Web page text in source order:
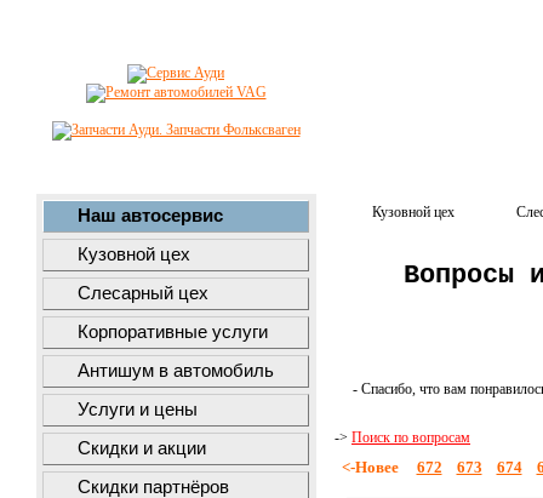
Наш автосервис
Кузовной цех
Слесарный цех
Корпоративные услуги
Антишум в автомобиль
Услуги и цены
Скидки и акции
Скидки партнёров
Кузовной цех
Вопросы
- Спасибо, что вам
-> Поиск по вопросам
<-Новее 672 673 674